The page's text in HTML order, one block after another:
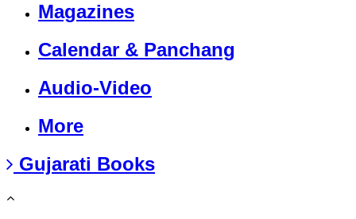
Magazines
Calendar & Panchang
Audio-Video
More
Gujarati Books